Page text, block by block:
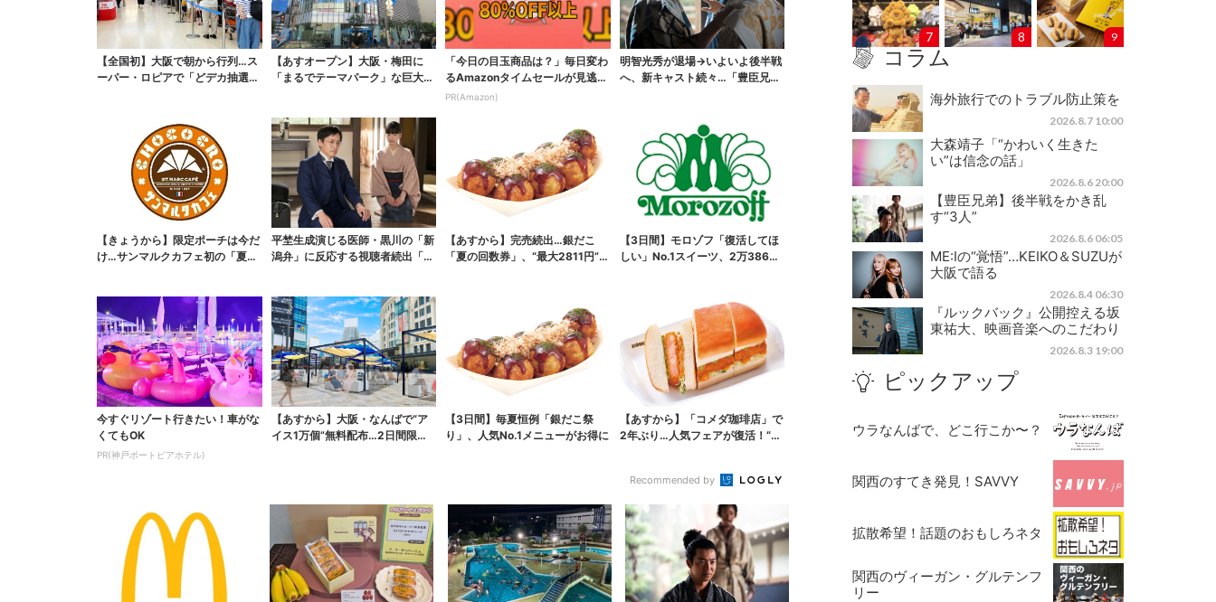
【全国初】大阪で朝から行列…ス
ーパー・ロピアで「どデカ抽選
【あすオープン】大阪・梅田に
「まるでテーマパーク」な巨大ス
「今日の目玉商品は？」毎日変わ
るAmazonタイムセールが見逃せ
ない
PR(Amazon)
明智光秀が退場→いよいよ後半戦
へ、新キャスト続々…「豊臣兄
【きょうから】限定ポーチは今だ
け…サンマルクカフェ初の「夏福
平埜生成演じる医師・黒川の「新
潟弁」に反応する視聴者続出「グ
【あすから】完売続出…銀だこ
「夏の回数券」、“最大2811円”お
【3日間】モロゾフ「復活してほ
しい」No.1スイーツ、2万3865
今すぐリゾート行きたい！車がな
くてもOK
PR(神戸ポートピアホテル)
【あすから】大阪・なんばで“ア
イス1万個”無料配布…2日間限定
【3日間】毎夏恒例「銀だこ祭
り」、人気No.1メニューがお得に
【あすから】「コメダ珈琲店」で
2年ぶり…人気フェアが復活！“ハ
Recommended by
7 8 9
コラム
海外旅行でのトラブル防止策を
2026.8.7 10:00
大森靖子「“かわいく生きた
い”は信念の話」
2026.8.6 20:00
【豊臣兄弟】後半戦をかき乱
す“3人”
2026.8.6 06:05
ME:Iの“覚悟”…KEIKO＆SUZUが
大阪で語る
2026.8.4 06:30
『ルックバック』公開控える坂
東祐大、映画音楽へのこだわり
2026.8.3 19:00
ピックアップ
ウラなんばで、どこ行こか〜？
関西のすてき発見！SAVVY
拡散希望！話題のおもしろネタ
関西のヴィーガン・グルテンフ
リー